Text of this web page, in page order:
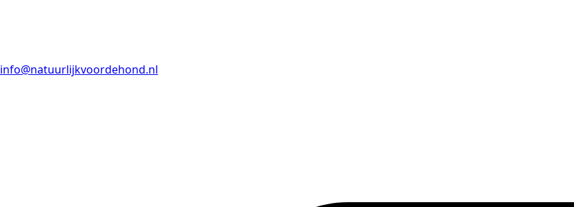
info@natuurlijkvoordehond.nl